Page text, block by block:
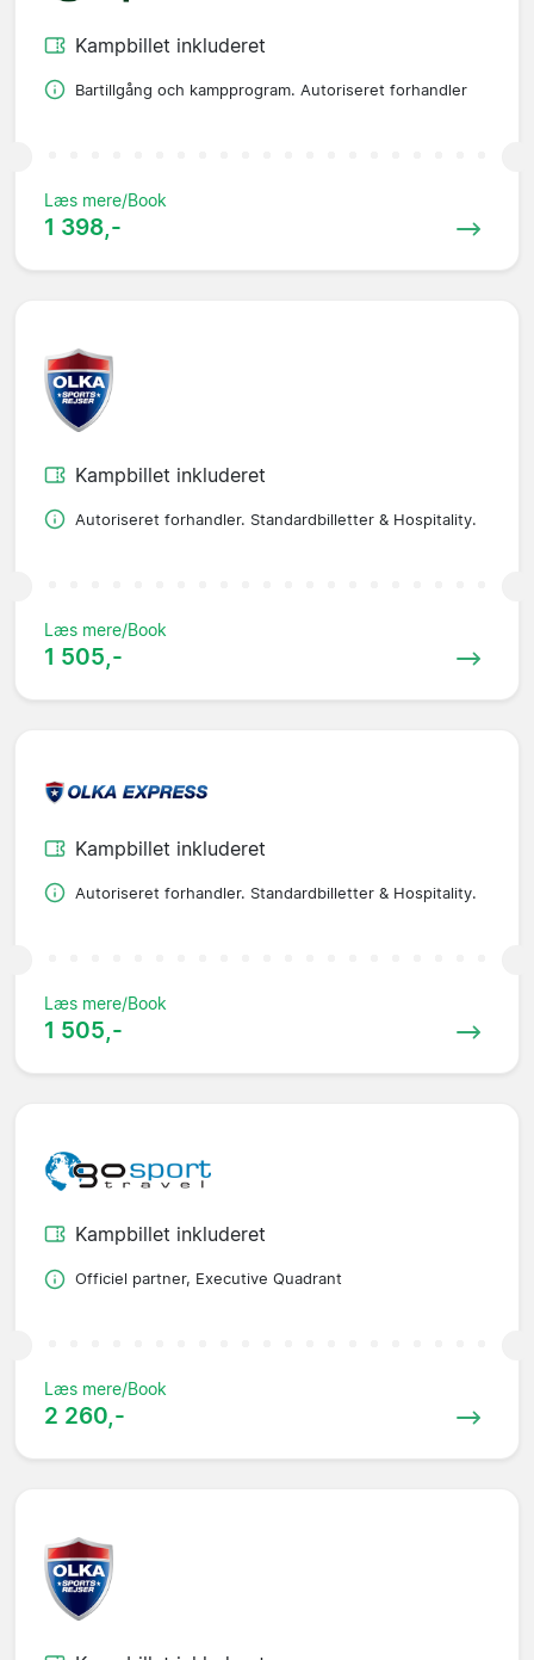
Kampbillet inkluderet
Bartillgång och kampprogram. Autoriseret forhandler
Læs mere/Book
1 398,-
Kampbillet inkluderet
Autoriseret forhandler. Standardbilletter & Hospitality.
Læs mere/Book
1 505,-
Kampbillet inkluderet
Autoriseret forhandler. Standardbilletter & Hospitality.
Læs mere/Book
1 505,-
Kampbillet inkluderet
Officiel partner, Executive Quadrant
Læs mere/Book
2 260,-